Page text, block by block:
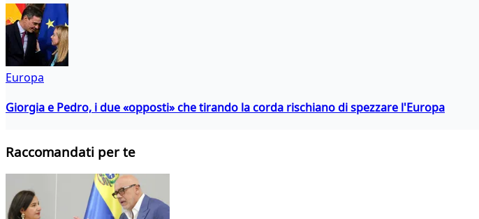
Europa
Giorgia e Pedro, i due «opposti» che tirando la corda rischiano di spezzare l'Europa
Raccomandati per te